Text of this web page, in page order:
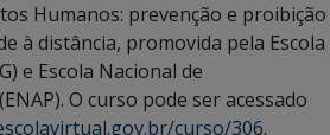
Humanos: prevenção e proibição
à distância, promovida pela Escola
e Escola Nacional de
O curso pode ser acessado
curso/306.